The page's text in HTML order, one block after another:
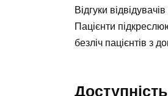
Відгуки
Пацієнти
безліч пацієнтів з